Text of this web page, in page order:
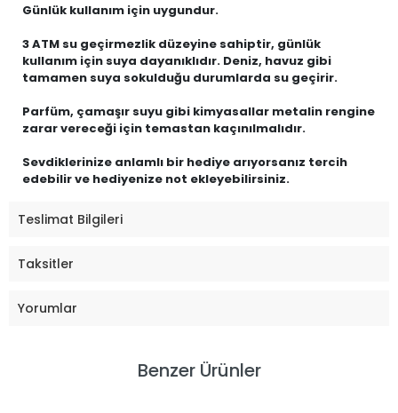
Günlük kullanım için uygundur.
3 ATM su geçirmezlik düzeyine sahiptir, günlük
kullanım için suya dayanıklıdır. Deniz, havuz gibi
tamamen suya sokulduğu durumlarda su geçirir.
Parfüm, çamaşır suyu gibi kimyasallar metalin rengine
zarar vereceği için temastan kaçınılmalıdır.
Sevdiklerinize anlamlı bir hediye arıyorsanız tercih
edebilir ve hediyenize not ekleyebilirsiniz.
Teslimat Bilgileri
Taksitler
Yorumlar
Benzer Ürünler